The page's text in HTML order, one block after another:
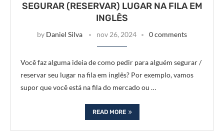
SEGURAR (RESERVAR) LUGAR NA FILA EM
INGLÊS
by Daniel Silva nov 26, 2024 0 comments
Você faz alguma ideia de como pedir para alguém segurar /
reservar seu lugar na fila em inglês? Por exemplo, vamos
supor que você está na fila do mercado ou …
READ MORE